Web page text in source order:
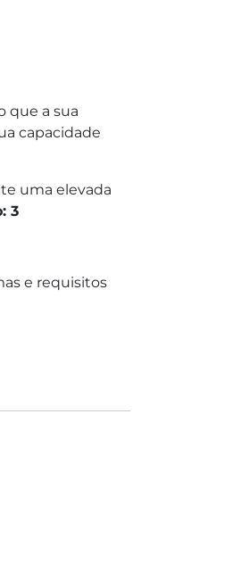
que a sua
capacidade
uma elevada
3
e requisitos